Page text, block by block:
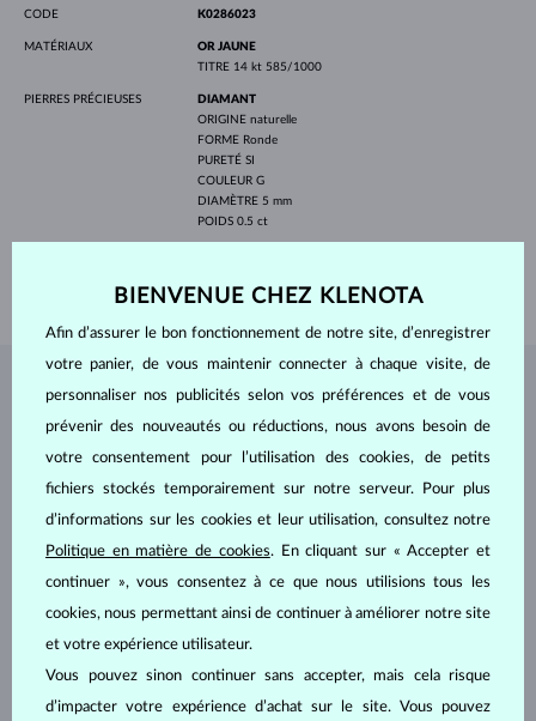
CODE K0286023
MATÉRIAUX
OR JAUNE
TITRE 14 kt 585/1000
PIERRES PRÉCIEUSES
DIAMANT
ORIGINE naturelle
FORME Ronde
PURETÉ SI
COULEUR G
DIAMÈTRE 5 mm
POIDS 0.5 ct
1.80 g
BIJOUX DEL'ATELIER KLENOTA
BIENVENUE CHEZ KLENOTA
Afin d’assurer le bon fonctionnement de notre site, d’enregistrer
votre panier, de vous maintenir connecter à chaque visite, de
personnaliser nos publicités selon vos préférences et de vous
prévenir des nouveautés ou réductions, nous avons besoin de
votre consentement pour l’utilisation des cookies, de petits
fichiers stockés temporairement sur notre serveur. Pour plus
d’informations sur les cookies et leur utilisation, consultez notre
Politique en matière de cookies. En cliquant sur « Accepter et
continuer », vous consentez à ce que nous utilisions tous les
cookies, nous permettant ainsi de continuer à améliorer notre site
et votre expérience utilisateur.
Vous pouvez sinon continuer sans accepter, mais cela risque
d’impacter votre expérience d’achat sur le site. Vous pouvez